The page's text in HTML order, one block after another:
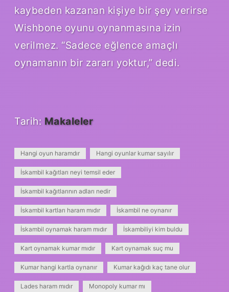
kaybeden kazanan kişiye bir şey verirse
Wishbone oyunu oynanmasına izin
verilmez. “Sadece eğlence amaçlı
oynamanın bir zararı yoktur,” dedi.
Tarih: Makaleler
Hangi oyun haramdır Hangi oyunlar kumar sayılır
İskambil kağıtları neyi temsil eder
İskambil kağıtlarının adları nedir
İskambil kartları haram mıdır İskambil ne oynanır
İskambil oynamak haram mıdır İskambiliyi kim buldu
Kart oynamak kumar mıdır Kart oynamak suç mu
Kumar hangi kartla oynanır Kumar kağıdı kaç tane olur
Lades haram mıdır Monopoly kumar mı